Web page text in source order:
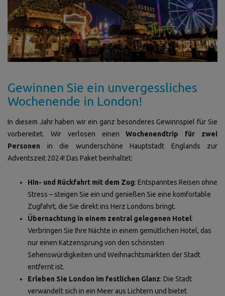
Gewinnen Sie ein unvergessliches
Wochenende in London!
In diesem Jahr haben wir ein ganz besonderes Gewinnspiel für Sie
vorbereitet. Wir verlosen einenWochenendtrip für zwei
Personen in die wunderschöne Hauptstadt Englands zur
Adventszeit 2024! Das Paket beinhaltet:
Hin- und Rückfahrt mit dem Zug: Entspanntes Reisen ohne
Stress – steigen Sie ein und genießen Sie eine komfortable
Zugfahrt, die Sie direkt ins Herz Londons bringt.
Übernachtung in einem zentral gelegenen Hotel:
Verbringen Sie Ihre Nächte in einem gemütlichen Hotel, das
nur einen Katzensprung von den schönsten
Sehenswürdigkeiten und Weihnachtsmärkten der Stadt
entfernt ist.
Erleben Sie London im festlichen Glanz: Die Stadt
verwandelt sich in ein Meer aus Lichtern und bietet